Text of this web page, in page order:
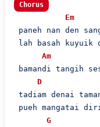
Chorus
Em
paneh nan den
lah basah kuyuik
Am
bamandi tangih
D
tadiam denai
pueh mangatai
G